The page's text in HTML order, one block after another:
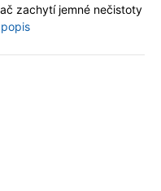
zachytí jemné nečistoty